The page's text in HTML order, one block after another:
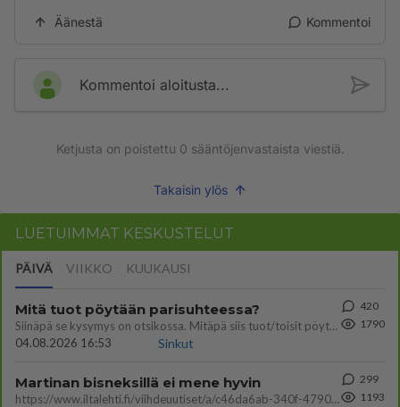
Äänestä Kommentoi
Kommentoi aloitusta...
Ketjusta on poistettu 0 sääntöjenvastaista viestiä.
Takaisin ylös
LUETUIMMAT KESKUSTELUT
PÄIVÄ VIIKKO KUUKAUSI
Mitä tuot pöytään parisuhteessa?
Siinäpä se kysymys on otsikossa. Mitäpä siis tuot/toisit pöytään parisuhteessa? Oletko mies vai nainen? Koetko sen mitä
04.08.2026 16:53
Sinkut
420
1790
Martinan bisneksillä ei mene hyvin
https://www.iltalehti.fi/viihdeuutiset/a/c46da6ab-340f-4790-aaa7-0865eed2336 Yrityksen konkurssihakemus on tullut kärä
299
1193